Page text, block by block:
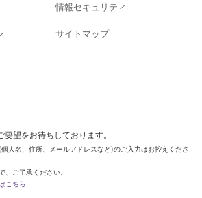
情報セキュリティ
サイトマップ
望をお待ちしております。
人名、住所、メールアドレスなど)のご入力はお控えくださ
、ご了承ください。
こちら